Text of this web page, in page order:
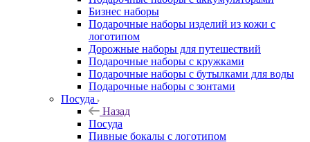
Бизнес наборы
Подарочные наборы изделий из кожи с
логотипом
Дорожные наборы для путешествий
Подарочные наборы с кружками
Подарочные наборы с бутылками для воды
Подарочные наборы с зонтами
Посуда
Назад
Посуда
Пивные бокалы с логотипом